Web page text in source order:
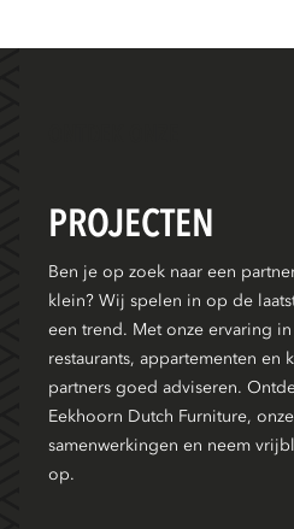
PROJECTEN
Ben je op zoek naar een
klein? Wij spelen in op de
een trend. Met onze ervaring
restaurants, appartementen en
partners goed adviseren.
Eekhoorn Dutch Furniture,
samenwerkingen en neem
op.